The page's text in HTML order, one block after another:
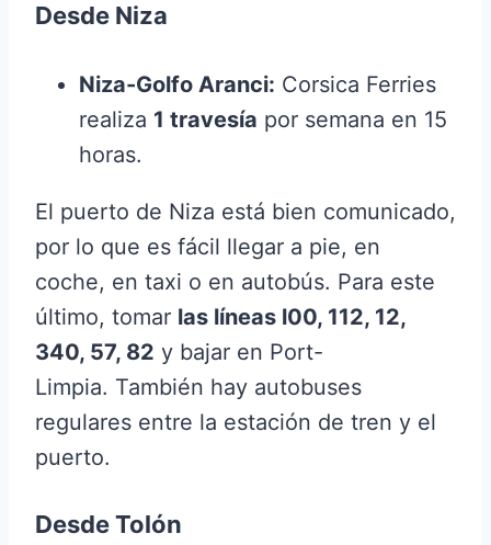
Desde Niza
Niza-Golfo Aranci: Corsica Ferries
realiza 1 travesía por semana en 15
horas.
El puerto de Niza está bien comunicado,
por lo que es fácil llegar a pie, en
coche, en taxi o en autobús. Para este
último, tomar las líneas l00, 112, 12,
340, 57, 82 y bajar en Port-
Limpia. También hay autobuses
regulares entre la estación de tren y el
puerto.
Desde Tolón